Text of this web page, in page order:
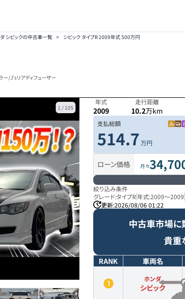
シビックの中古車一覧 > シビック タイプR 2009年式 500万円
ー/J'sリアディフューザー
1 / 105
年式
2009
走行距離
10.2万km
支払総額
514.7万円
ローン価格 月々
絞り込み条件
グレード:タイプR年式:2009～2009
更新:2026/08/06 01:22
中古車市場に
貴重
RANK 車両名
ホンダ
シビック